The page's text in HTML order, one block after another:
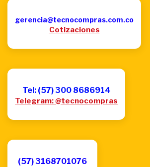
gerencia@tecnocompras.com.co
Cotizaciones
Tel: (57) 300 8686914
Telegram: @tecnocompras
(57) 3168701076